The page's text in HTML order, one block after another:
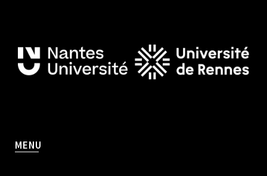
MENU